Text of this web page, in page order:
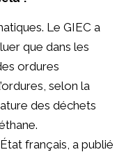
Le GIEC a
que dans les
ordures
selon la
des déchets
français, a publié